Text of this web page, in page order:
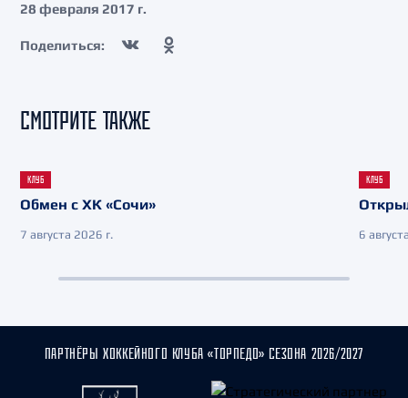
28 февраля 2017 г.
Поделиться:
СМОТРИТЕ ТАКЖЕ
КЛУБ
Обмен с ХК «Сочи»
7 августа 2026 г.
КЛУБ
6
ПАРТНЁРЫ ХОККЕЙНОГО КЛУБА «ТОРПЕДО» СЕЗОНА 2026/2027